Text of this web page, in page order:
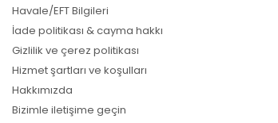
Havale/EFT Bilgileri
İade politikası & cayma hakkı
Gizlilik ve çerez politikası
Hizmet şartları ve koşulları
Hakkımızda
Bizimle iletişime geçin